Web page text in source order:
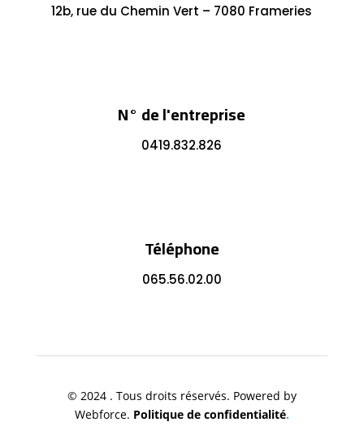
12b, rue du Chemin Vert – 7080 Frameries
N° de l'entreprise
0419.832.826
Téléphone
065.56.02.00
© 2024 . Tous droits réservés. Powered by
Webforce. Politique de confidentialité.